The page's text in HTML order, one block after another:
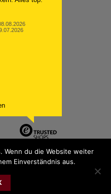
of Party.San GmbH
Wenn du die Website weiter
Einverständnis aus.